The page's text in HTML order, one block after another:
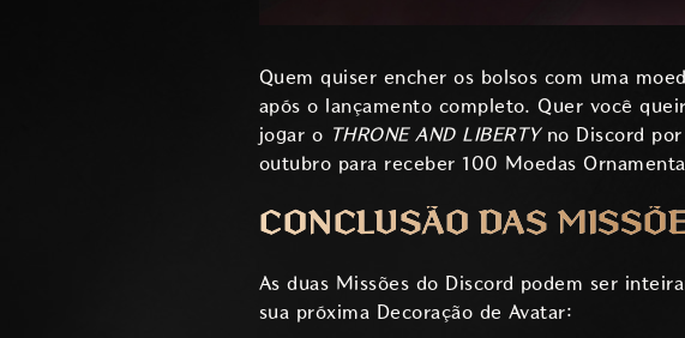
Quem quiser encher os bolsos com uma
após o lançamento completo. Quer você
jogar o THRONE AND LIBERTYno Discord por
outubro para receber 100 Moedas
CONCLUSÃO DAS
As duas Missões do Discord podem ser
sua próxima Decoração de Avatar: